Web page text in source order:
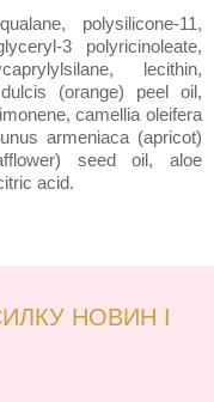
polysilicone-11,
3 polyricinoleate,
lecithin,
(orange) peel oil,
camellia oleifera
armeniaca (apricot)
seed oil, aloe
acid.
НОВИН І